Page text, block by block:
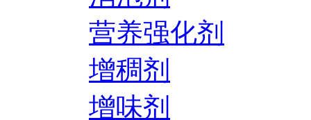
营养强化剂
增稠剂
增味剂